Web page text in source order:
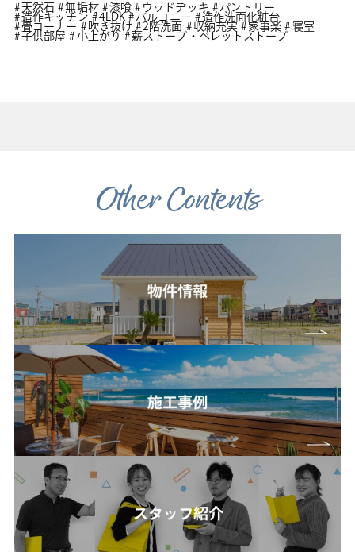
天然石 無垢材 漆喰 ウッドデッキ
パントリー
造作キッチン
4LDK バルコニー
造作洗面化粧台
畳コーナー
吹き抜け 2階洗面 収納充実 家事楽
寝室
子供部屋
小上がり 薪ストーブ・ペレットストーブ
Other Contents